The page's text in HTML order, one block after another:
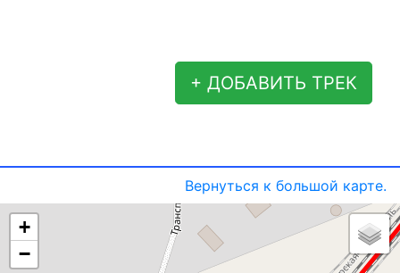
+ ДОБАВИТЬ ТРЕК
Вернуться к большой карте.
+
−